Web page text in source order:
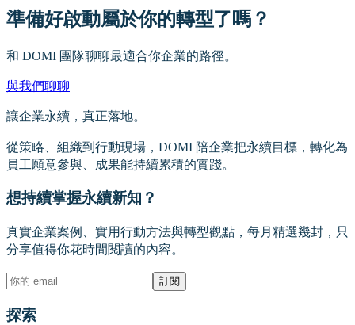
準備好啟動屬於你的轉型了嗎？
和 DOMI 團隊聊聊最適合你企業的路徑。
與我們聊聊
讓企業永續，真正落地。
從策略、組織到行動現場，DOMI 陪企業把永續目標，轉化為
員工願意參與、成果能持續累積的實踐。
想持續掌握永續新知？
真實企業案例、實用行動方法與轉型觀點，每月精選幾封，只
分享值得你花時間閱讀的內容。
訂閱
探索